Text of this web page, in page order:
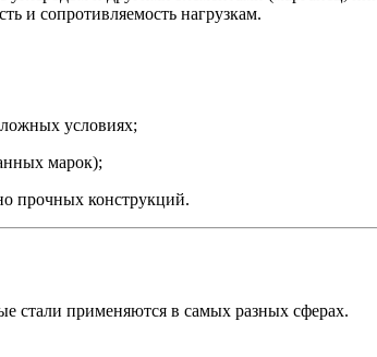
и сопротивляемость нагрузкам.
условиях;
марок);
прочных конструкций.
стали применяются в самых разных сферах.